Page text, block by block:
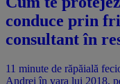
conduce prin
consultant în
11 minute de răpăială
Andrei în vara lui 2018,